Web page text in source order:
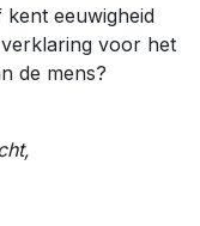
eeuwigheid
voor het
de mens?